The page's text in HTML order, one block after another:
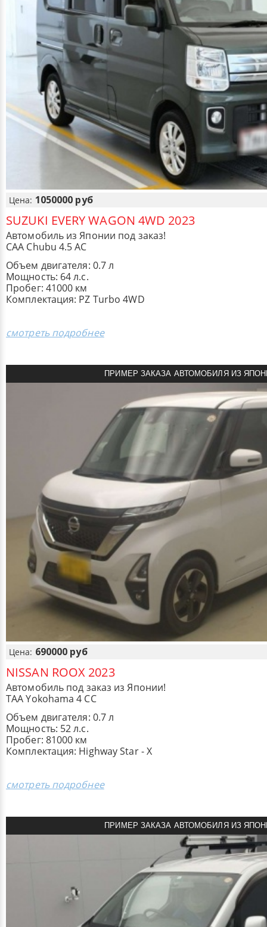
Цена: 1050000 руб
SUZUKI EVERY WAGON 4WD 2023
Автомобиль из Японии под заказ!
CAA Chubu 4.5 AC
Объем двигателя: 0.7 л
Мощность: 64 л.с.
Пробег: 41000 км
Комплектация: PZ Turbo 4WD
смотреть подробнее
ПРИМЕР ЗАКАЗА АВТОМОБИЛЯ ИЗ
Цена: 690000 руб
NISSAN ROOX 2023
Автомобиль под заказ из Японии!
TAA Yokohama 4 CC
Объем двигателя: 0.7 л
Мощность: 52 л.с.
Пробег: 81000 км
Комплектация: Highway Star - X
смотреть подробнее
ПРИМЕР ЗАКАЗА АВТОМОБИЛЯ ИЗ